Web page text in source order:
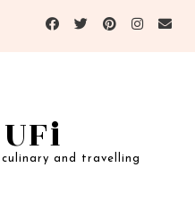
and travelling